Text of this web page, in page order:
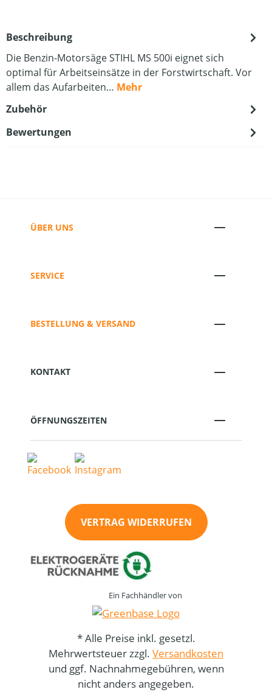
Beschreibung
Die Benzin-Motorsäge STIHL MS 500i eignet sich
optimal für Arbeitseinsätze in der Forstwirtschaft. Vor
allem das Aufarbeiten… Mehr
Zubehör
Bewertungen
ÜBER UNS
SERVICE
BESTELLUNG & VERSAND
KONTAKT
ÖFFNUNGSZEITEN
VERTRAG WIDERRUFEN
Ein Fachhändler von
* Alle Preise inkl. gesetzl.
Mehrwertsteuer zzgl. Versandkosten
und ggf. Nachnahmegebühren, wenn
nicht anders angegeben.